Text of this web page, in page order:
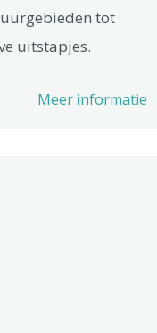
tot
uitstapjes.
Meer informatie